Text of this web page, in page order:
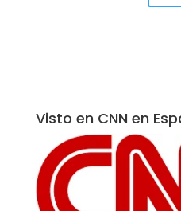
Visto en CNN en